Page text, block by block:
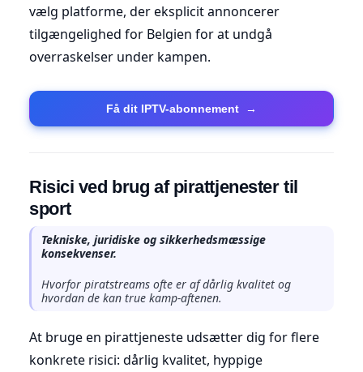
vælg platforme, der eksplicit annoncerer
tilgængelighed for Belgien for at undgå
overraskelser under kampen.
Få dit IPTV-abonnement →
Risici ved brug af pirattjenester til
sport
Tekniske, juridiske og sikkerhedsmæssige
konsekvenser.
Hvorfor piratstreams ofte er af dårlig kvalitet og
hvordan de kan true kamp-aftenen.
At bruge en pirattjeneste udsætter dig for flere
konkrete risici: dårlig kvalitet, hyppige